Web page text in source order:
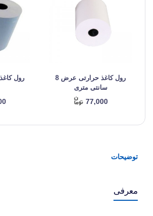
رول کاغذ حرارتی عرض 8
سانتی متری
77,000
رول
توضیحات
معرفی